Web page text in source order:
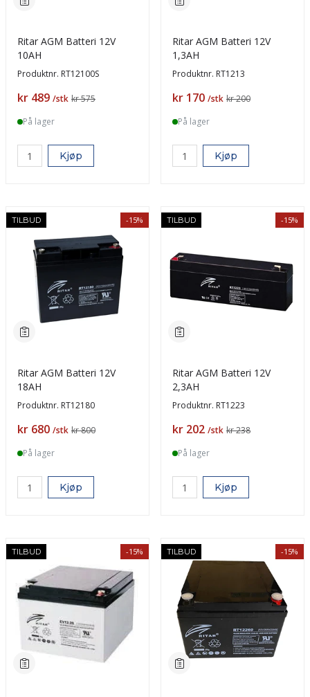
Ritar AGM Batteri 12V
10AH
Produktnr. RT12100S
Pris
kr 489 /stk kr 575
På lager
Kjøp
Ritar AGM Batteri 12V
1,3AH
Produktnr. RT1213
Pris
kr 170 /stk kr 200
På lager
Kjøp
TILBUD -15%
Ritar AGM Batteri 12V
18AH
Produktnr. RT12180
Pris
kr 680 /stk kr 800
På lager
Kjøp
TILBUD -15%
Ritar AGM Batteri 12V
2,3AH
Produktnr. RT1223
Pris
kr 202 /stk kr 238
På lager
Kjøp
TILBUD -15% TILBUD -15%